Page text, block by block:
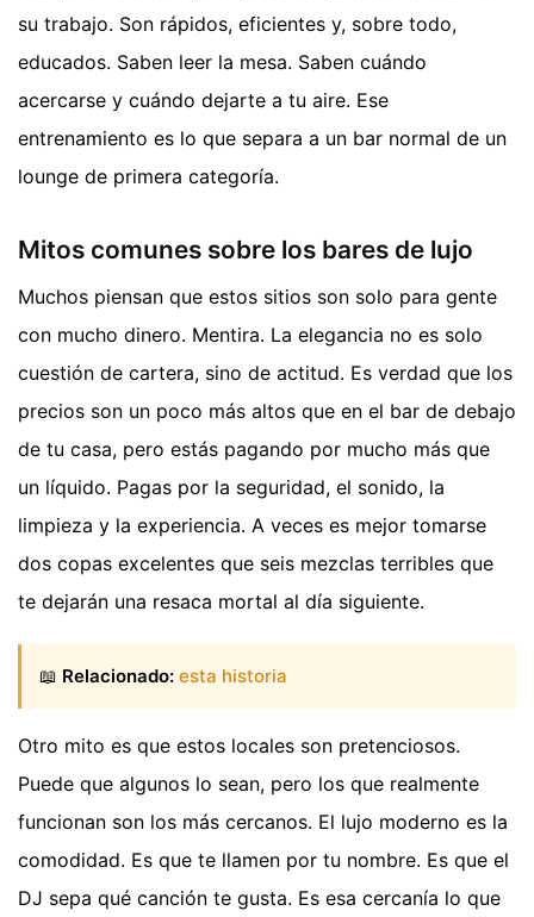
su trabajo. Son rápidos, eficientes y, sobre todo,
educados. Saben leer la mesa. Saben cuándo
acercarse y cuándo dejarte a tu aire. Ese
entrenamiento es lo que separa a un bar normal de un
lounge de primera categoría.
Mitos comunes sobre los bares de lujo
Muchos piensan que estos sitios son solo para gente
con mucho dinero. Mentira. La elegancia no es solo
cuestión de cartera, sino de actitud. Es verdad que los
precios son un poco más altos que en el bar de debajo
de tu casa, pero estás pagando por mucho más que
un líquido. Pagas por la seguridad, el sonido, la
limpieza y la experiencia. A veces es mejor tomarse
dos copas excelentes que seis mezclas terribles que
te dejarán una resaca mortal al día siguiente.
📖 Relacionado: esta historia
Otro mito es que estos locales son pretenciosos.
Puede que algunos lo sean, pero los que realmente
funcionan son los más cercanos. El lujo moderno es la
comodidad. Es que te llamen por tu nombre. Es que el
DJ sepa qué canción te gusta. Es esa cercanía lo que